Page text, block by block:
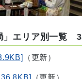
」エリア別一覧
（更新）